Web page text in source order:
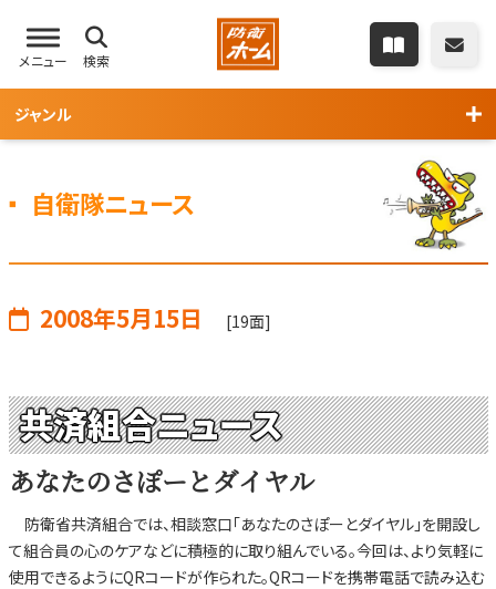
メニュー 検索
ジャンル
自衛隊ニュース
2008年5月15日 [19面]
共済組合ニュース
あなたのさぽーとダイヤル
防衛省共済組合では、相談窓口「あなたのさぽーとダイヤル」を開設し
て組合員の心のケアなどに積極的に取り組んでいる。今回は、より気軽に
使用できるようにQRコードが作られた。QRコードを携帯電話で読み込む